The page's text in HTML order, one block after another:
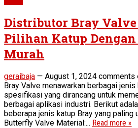
Distributor Bray
Pilihan Katup Dengan
Murah
geraibaja — August 1, 2024 comments
Bray Valve menawarkan berbagai
spesifikasi yang dirancang untuk
berbagai aplikasi industri. Berikut
beberapa jenis katup Bray yang paling
Butterfly Valve Material:... Read more »